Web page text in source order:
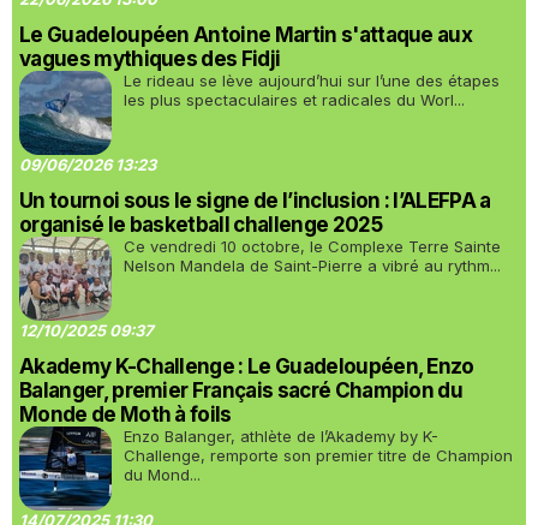
Le Guadeloupéen Antoine Martin s'attaque aux
vagues mythiques des Fidji
Le rideau se lève aujourd’hui sur l’une des étapes
les plus spectaculaires et radicales du Worl...
09/06/2026 13:23
Un tournoi sous le signe de l’inclusion : l’ALEFPA a
organisé le basketball challenge 2025
Ce vendredi 10 octobre, le Complexe Terre Sainte
Nelson Mandela de Saint-Pierre a vibré au rythm...
12/10/2025 09:37
Akademy K-Challenge : Le Guadeloupéen, Enzo
Balanger, premier Français sacré Champion du
Monde de Moth à foils
Enzo Balanger, athlète de l’Akademy by K-
Challenge, remporte son premier titre de Champion
du Mond...
14/07/2025 11:30